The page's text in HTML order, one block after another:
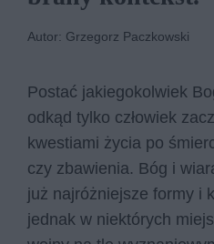
Autor: Grzegorz Paczkowski
Postać jakiegokolwiek
odkąd tylko człowiek
kwestiami życia po
czy zbawienia. Bóg i
już najróżniejsze formy i
jednak w niektórych